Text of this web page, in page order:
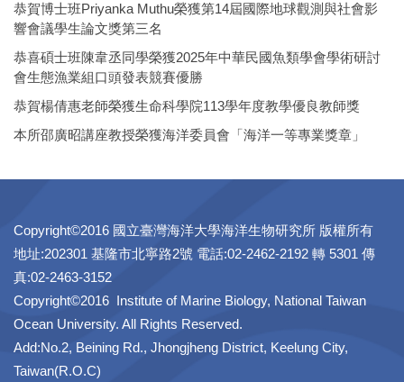
恭賀博士班Priyanka Muthu榮獲第14屆國際地球觀測與社會影
響會議學生論文獎第三名
恭喜碩士班陳韋丞同學榮獲2025年中華民國魚類學會學術研討
會生態漁業組口頭發表競賽優勝
恭賀楊倩惠老師榮獲生命科學院113學年度教學優良教師獎
本所邵廣昭講座教授榮獲海洋委員會「海洋一等專業獎章」
Copyright©2016 國立臺灣海洋大學海洋生物研究所 版權所有
地址:202301 基隆市北寧路2號 電話:02-2462-2192 轉 5301 傳
真:02-2463-3152
Copyright©2016 Institute of Marine Biology, National Taiwan
Ocean University. All Rights Reserved.
Add:No.2, Beining Rd., Jhongjheng District, Keelung City,
Taiwan(R.O.C)